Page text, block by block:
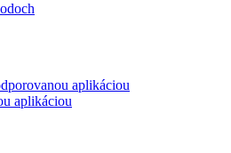
aplikáciou
aplikáciou